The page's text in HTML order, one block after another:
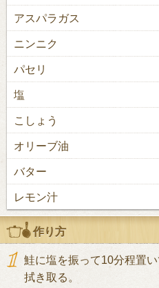
アスパラガス
ニンニク
パセリ
塩
こしょう
オリーブ油
バター
レモン汁
作り方
鮭に塩を振って10分程置
拭き取る。